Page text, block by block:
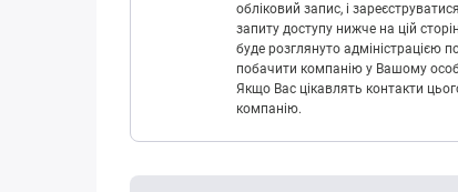
обліковий запис, і
запиту доступу нижче на цій
буде розглянуто адміністрацією
побачити компанію у Вашому
Якщо Вас цікавлять контакти
компанію.